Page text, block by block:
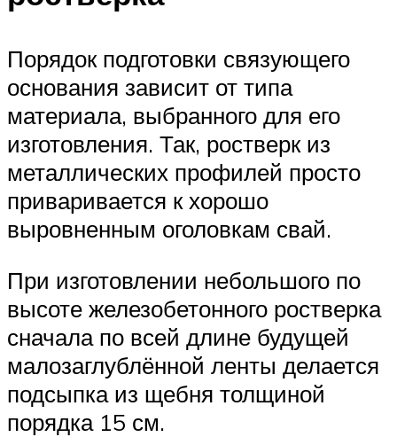
Порядок подготовки связующего
основания зависит от типа
материала, выбранного для его
изготовления. Так, ростверк из
металлических профилей просто
приваривается к хорошо
выровненным оголовкам свай.
При изготовлении небольшого по
высоте железобетонного ростверка
сначала по всей длине будущей
малозаглублённой ленты делается
подсыпка из щебня толщиной
порядка 15 см.